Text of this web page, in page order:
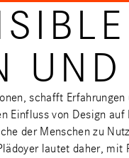
schafft
Einfluss von Design
der Menschen zu
lautet daher, mit